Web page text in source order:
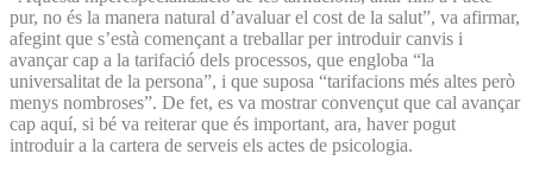
pur, no és la manera natural d’avaluar el cost de la salut”, va afirmar,
afegint que s’està començant a treballar per introduir canvis i
avançar cap a la tarifació dels processos, que engloba “la
universalitat de la persona”, i que suposa “tarifacions més altes però
menys nombroses”. De fet, es va mostrar convençut que cal avançar
cap aquí, si bé va reiterar que és important, ara, haver pogut
introduir a la cartera de serveis els actes de psicologia.